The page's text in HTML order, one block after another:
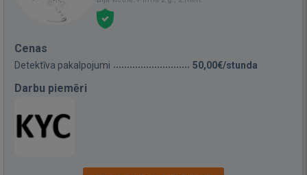
Cenas
Detektīva pakalpojumi 50,00€/stunda
Darbu piemēri